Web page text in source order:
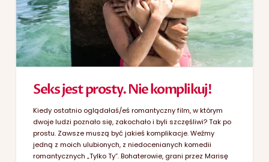
Seks jest prosty. Nie komplikuj!
Kiedy ostatnio oglądałaś/eś romantyczny film, w którym
dwoje ludzi poznało się, zakochało i byli szczęśliwi? Tak po
prostu. Zawsze muszą być jakieś komplikacje. Weźmy
jedną z moich ulubionych, z niedocenianych komedii
romantycznych „Tylko Ty”. Bohaterowie, grani przez Marisę